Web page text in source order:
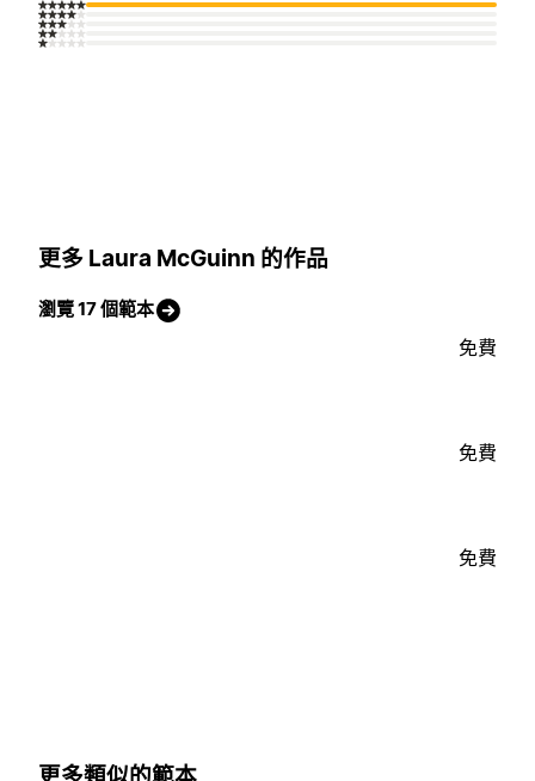
更多 Laura McGuinn 的作品
瀏覽 17 個範本
免費
免費
免費